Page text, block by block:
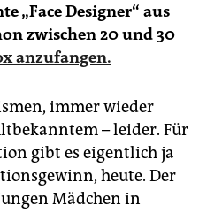
„Face Designer“ aus
zwischen 20 und 30
anzufangen.
immer wieder
– leider. Für
gibt es eigentlich ja
heute. Der
Mädchen in